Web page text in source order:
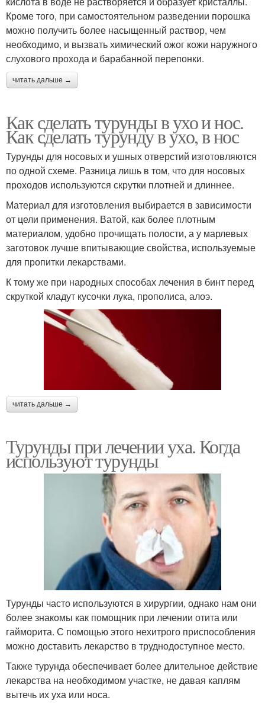
Кроме того, при самостоятельном разведении порошка
можно получить более насыщенный раствор, чем
необходимо, и вызвать химический ожог кожи наружного
слухового прохода и барабанной перепонки.
читать дальше →
Как сделать турунды в ухо и нос.
Как сделать турунду в ухо, в нос
Турунды для носовых и ушных отверстий изготовляются
по одной схеме. Разница лишь в том, что для носовых
проходов используются скрутки плотней и длиннее.
Материал для изготовления выбирается в зависимости
от цели применения. Ватой, как более плотным
материалом, удобно прочищать полости, а у марлевых
заготовок лучше впитывающие свойства, используемые
для пропитки лекарствами.
К тому же при народных способах лечения в бинт перед
скруткой кладут кусочки лука, прополиса, алоэ.
читать дальше →
Турунды при лечении уха. Когда
используют турунды
Турунды часто используются в хирургии, однако нам они
более знакомы как помощник при лечении отита или
гайморита. С помощью этого нехитрого приспособления
можно доставить лекарство в труднодоступное место.
Также турунда обеспечивает более длительное действие
лекарства на необходимом участке, не давая каплям
вытечь их уха или носа.